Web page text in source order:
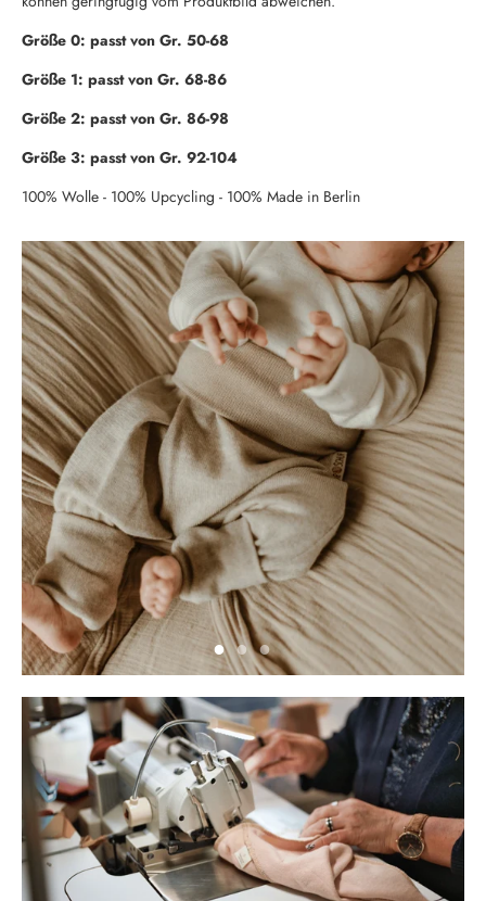
Größe 0: passt von Gr. 50-68
Größe 1: passt von Gr. 68-86
Größe 2: passt von Gr. 86-98
Größe 3: passt von Gr. 92-104
100% Wolle - 100% Upcycling - 100% Made in Berlin
Neu hier?
Melde dich jetzt für unseren Newsletter an und erhalte einen 10%
Willkommensrabatt auf deine erste Bestellung
ABSCHICKEN